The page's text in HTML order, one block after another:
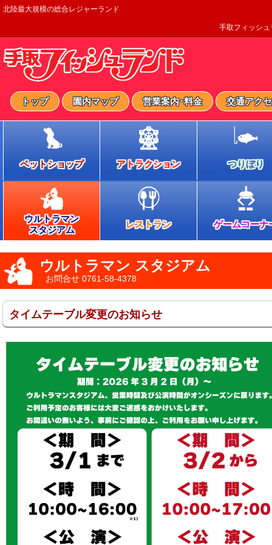
北陸最大規模の総合レジャーランド
手取フィッシュ
トップ 園内マップ 営業案内･料金 交通アク
ペットショップ アトラクション つりぼり
ウルトラマン
スタジアム
レストラン ゲームコーナ
ウルトラマン スタジアム
お問合せ 0761-58-4378
タイムテーブル変更のお知らせ